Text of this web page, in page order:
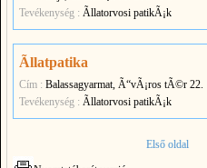
Tevékenység : Ãllatorvosi patikÃ¡k
Ãllatpatika
Cím : Balassagyarmat, Ã“vÃ¡ros tÃ©r 22.
Tevékenység : Ãllatorvosi patikÃ¡k
Első oldal